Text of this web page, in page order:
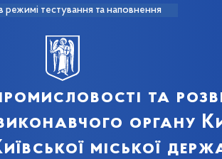
режимі тестування та наповнення
та
органу
міської